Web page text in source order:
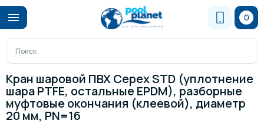
0
Кран шаровой ПВХ Cepex STD (уплотнение
шара PTFE, остальные EPDM), разборные
муфтовые окончания (клеевой), диаметр
20 мм, PN=16